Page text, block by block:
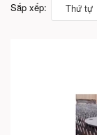
Sắp xếp: Thứ tự